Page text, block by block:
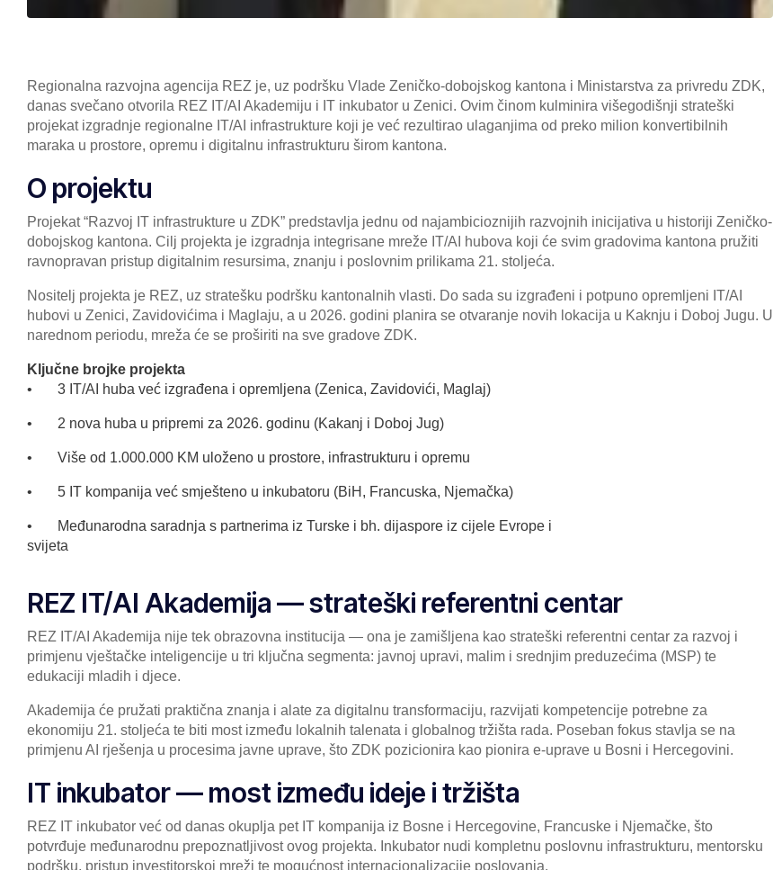
Regionalna razvojna agencija REZ je, uz podršku Vlade Zeničko-dobojskog kantona i Ministarstva za privredu ZDK,
danas svečano otvorila REZ IT/AI Akademiju i IT inkubator u Zenici. Ovim činom kulminira višegodišnji strateški
projekat izgradnje regionalne IT/AI infrastrukture koji je već rezultirao ulaganjima od preko milion konvertibilnih
maraka u prostore, opremu i digitalnu infrastrukturu širom kantona.
O projektu
Projekat “Razvoj IT infrastrukture u ZDK” predstavlja jednu od najambicioznijih razvojnih inicijativa u historiji Zeničko-
dobojskog kantona. Cilj projekta je izgradnja integrisane mreže IT/AI hubova koji će svim gradovima kantona pružiti
ravnopravan pristup digitalnim resursima, znanju i poslovnim prilikama 21. stoljeća.
Nositelj projekta je REZ, uz stratešku podršku kantonalnih vlasti. Do sada su izgrađeni i potpuno opremljeni IT/AI
hubovi u Zenici, Zavidovićima i Maglaju, a u 2026. godini planira se otvaranje novih lokacija u Kaknju i Doboj Jugu. U
narednom periodu, mreža će se proširiti na sve gradove ZDK.
Ključne brojke projekta
• 3 IT/AI huba već izgrađena i opremljena (Zenica, Zavidovići, Maglaj)
• 2 nova huba u pripremi za 2026. godinu (Kakanj i Doboj Jug)
• Više od 1.000.000 KM uloženo u prostore, infrastrukturu i opremu
• 5 IT kompanija već smješteno u inkubatoru (BiH, Francuska, Njemačka)
• Međunarodna saradnja s partnerima iz Turske i bh. dijaspore iz cijele Evrope i
svijeta
REZ IT/AI Akademija — strateški referentni centar
REZ IT/AI Akademija nije tek obrazovna institucija — ona je zamišljena kao strateški referentni centar za razvoj i
primjenu vještačke inteligencije u tri ključna segmenta: javnoj upravi, malim i srednjim preduzećima (MSP) te
edukaciji mladih i djece.
Akademija će pružati praktična znanja i alate za digitalnu transformaciju, razvijati kompetencije potrebne za
ekonomiju 21. stoljeća te biti most između lokalnih talenata i globalnog tržišta rada. Poseban fokus stavlja se na
primjenu AI rješenja u procesima javne uprave, što ZDK pozicionira kao pionira e-uprave u Bosni i Hercegovini.
IT inkubator — most između ideje i tržišta
REZ IT inkubator već od danas okuplja pet IT kompanija iz Bosne i Hercegovine, Francuske i Njemačke, što
potvrđuje međunarodnu prepoznatljivost ovog projekta. Inkubator nudi kompletnu poslovnu infrastrukturu, mentorsku
podršku, pristup investitorskoj mreži te mogućnost internacionalizacije poslovanja.